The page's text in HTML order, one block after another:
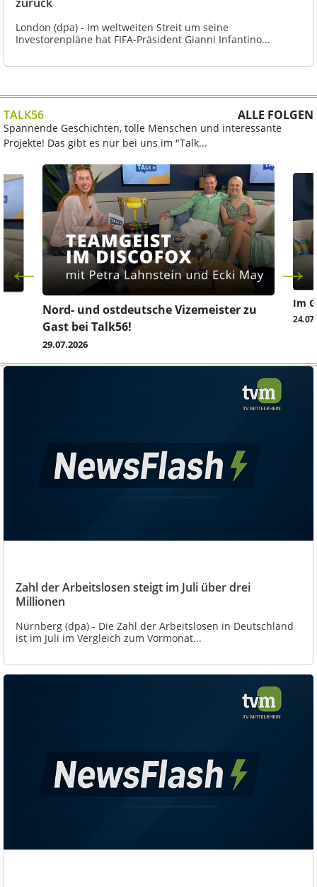
London (dpa) - Im weltweiten Streit um seine
Investorenpläne hat FIFA-Präsident Gianni Infantino...
TALK56 ALLE FOLGEN
Spannende Geschichten, tolle Menschen und interessante
Projekte! Das gibt es nur bei uns im "Talk...
Nord- und ostdeutsche Vizemeister zu
Gast bei Talk56!
29.07.2026
Im
Zahl der Arbeitslosen steigt im Juli über drei
Millionen
Nürnberg (dpa) - Die Zahl der Arbeitslosen in Deutschland
ist im Juli im Vergleich zum Vormonat...